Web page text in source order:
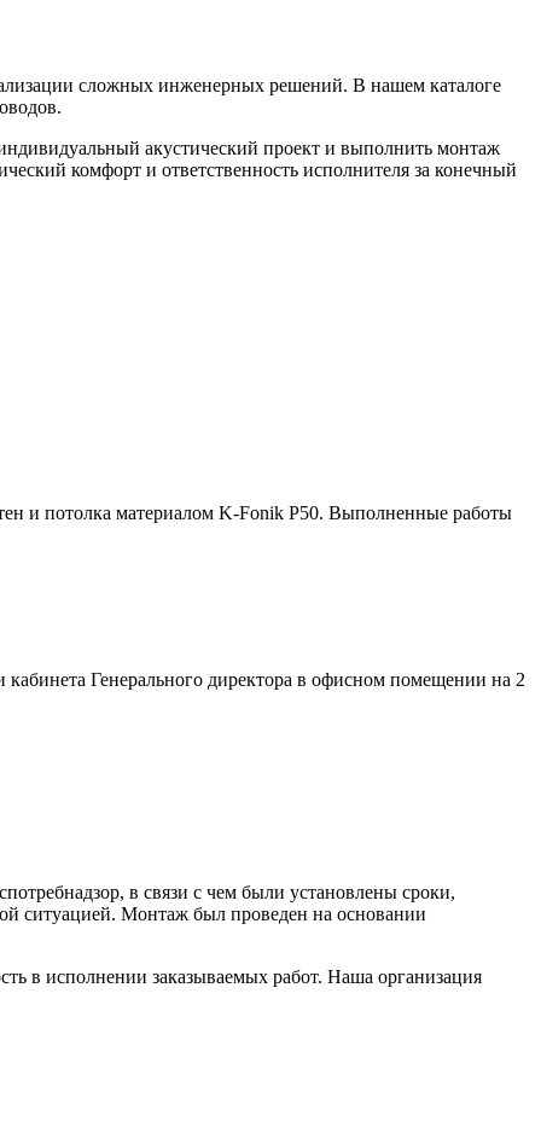
сложных инженерных решений. В нашем каталоге
индивидуальный акустический проект и выполнить монтаж
комфорт и ответственность исполнителя за конечный
и потолка материалом K-Fonik P50. Выполненные работы
Генерального директора в офисном помещении на 2
в связи с чем были установлены сроки,
ситуацией. Монтаж был проведен на основании
в исполнении заказываемых работ. Наша организация